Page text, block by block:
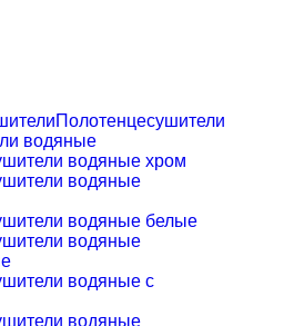
Полотенцесушители
водяные
водяные хром
водяные
водяные белые
водяные
водяные с
водяные